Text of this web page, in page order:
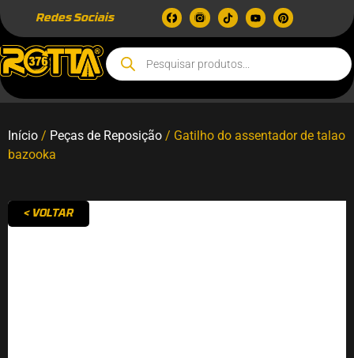
Redes Sociais
Início / Peças de Reposição / Gatilho do assentador de talao
bazooka
< VOLTAR